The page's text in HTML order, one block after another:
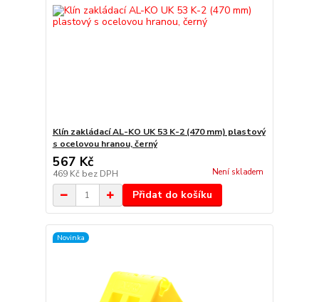
Klín zakládací AL-KO UK 53 K-2 (470 mm) plastový
s ocelovou hranou, černý
567 Kč
469 Kč bez DPH Není skladem
Přidat do košíku
Novinka